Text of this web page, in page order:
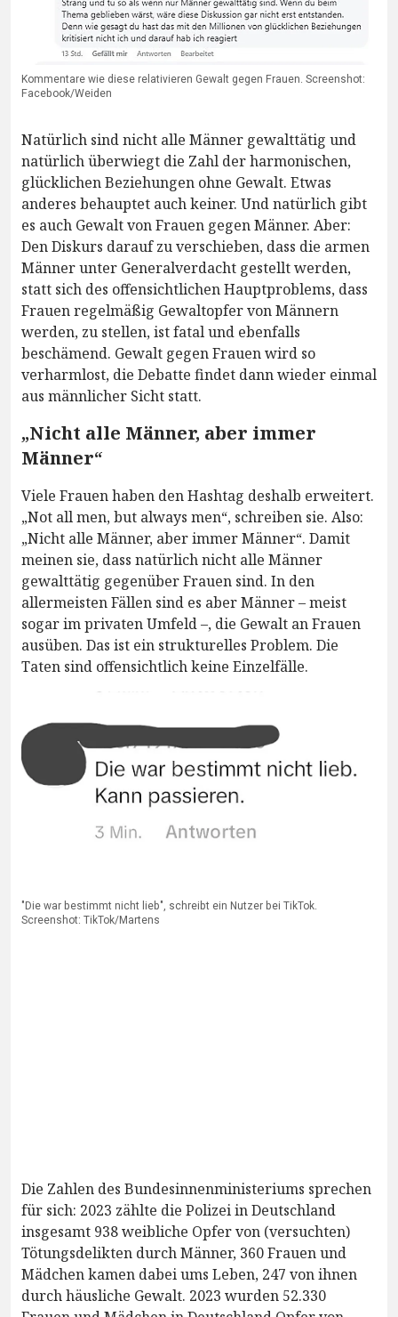
Kommentare wie diese relativieren Gewalt gegen Frauen. Screenshot:
Facebook/Weiden
Natürlich sind nicht alle Männer gewalttätig und
natürlich überwiegt die Zahl der harmonischen,
glücklichen Beziehungen ohne Gewalt. Etwas
anderes behauptet auch keiner. Und natürlich gibt
es auch Gewalt von Frauen gegen Männer. Aber:
Den Diskurs darauf zu verschieben, dass die armen
Männer unter Generalverdacht gestellt werden,
statt sich des offensichtlichen Hauptproblems, dass
Frauen regelmäßig Gewaltopfer von Männern
werden, zu stellen, ist fatal und ebenfalls
beschämend. Gewalt gegen Frauen wird so
verharmlost, die Debatte findet dann wieder einmal
aus männlicher Sicht statt.
„Nicht alle Männer, aber immer
Männer“
Viele Frauen haben den Hashtag deshalb erweitert.
„Not all men, but always men“, schreiben sie. Also:
„Nicht alle Männer, aber immer Männer“. Damit
meinen sie, dass natürlich nicht alle Männer
gewalttätig gegenüber Frauen sind. In den
allermeisten Fällen sind es aber Männer – meist
sogar im privaten Umfeld –, die Gewalt an Frauen
ausüben. Das ist ein strukturelles Problem. Die
Taten sind offensichtlich keine Einzelfälle.
"Die war bestimmt nicht lieb", schreibt ein Nutzer bei TikTok.
Screenshot: TikTok/Martens
Die Zahlen des Bundesinnenministeriums sprechen
für sich: 2023 zählte die Polizei in Deutschland
insgesamt 938 weibliche Opfer von (versuchten)
Tötungsdelikten durch Männer, 360 Frauen und
Mädchen kamen dabei ums Leben, 247 von ihnen
durch häusliche Gewalt. 2023 wurden 52.330